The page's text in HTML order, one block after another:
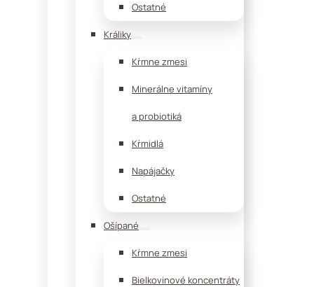
Ostatné
Králiky
Kŕmne zmesi
Minerálne vitamíny
a probiotiká
Kŕmidlá
Napájačky
Ostatné
Ošípané
Kŕmne zmesi
Bielkovinové koncentráty